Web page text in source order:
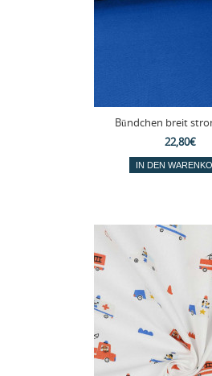
Bündchen breit
22,80€